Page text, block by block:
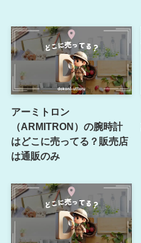
アーミトロン
（ARMITRON）の腕時計
はどこに売ってる？販売店
は通販のみ